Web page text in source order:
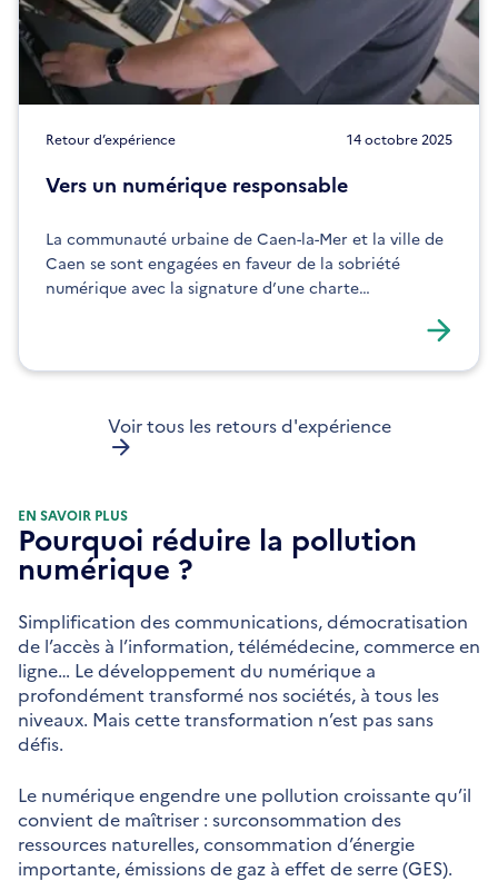
Retour d’expérience 14 octobre 2025
Vers un numérique responsable
La communauté urbaine de Caen-la-Mer et la ville de
Caen se sont engagées en faveur de la sobriété
numérique avec la signature d’une charte
Voir tous les retours d'expérience
EN SAVOIR PLUS
Pourquoi réduire la pollution
numérique ?
Simplification des communications, démocratisation
de l’accès à l’information, télémédecine, commerce en
ligne… Le développement du numérique a
profondément transformé nos sociétés, à tous les
niveaux. Mais cette transformation n’est pas sans
défis.
Le numérique engendre une pollution croissante qu’il
convient de maîtriser : surconsommation des
ressources naturelles, consommation d’énergie
importante, émissions de gaz à effet de serre (GES).